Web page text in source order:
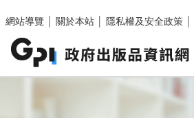
網站導覽
關於本站 隱私權及安全政策